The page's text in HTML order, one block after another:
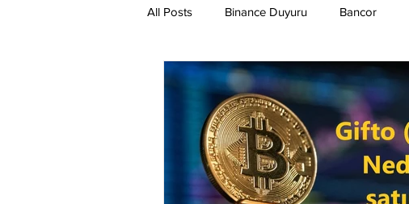
All Posts Binance Duyuru Bancor
Binance Taraftar Token Bitcoin
Bittorent Coin Chiliz Compound